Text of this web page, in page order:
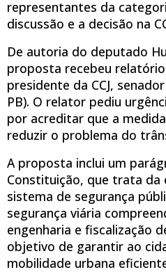
representantes da
discussão e a decisão na
De autoria do deputado
proposta recebeu
presidente da CCJ,
PB). O relator pediu
por acreditar que a
reduzir o problema do
A proposta inclui um
Constituição, que trata da
sistema de segurança
segurança viária
engenharia e fiscalização
objetivo de garantir ao
mobilidade urbana